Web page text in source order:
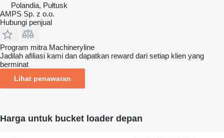
Polandia, Pułtusk
AMPS Sp. z o.o.
Hubungi penjual
Program mitra Machineryline
Jadilah afiliasi kami dan dapatkan reward dari setiap klien yang
berminat
Lihat penawaran
Harga untuk bucket loader depan